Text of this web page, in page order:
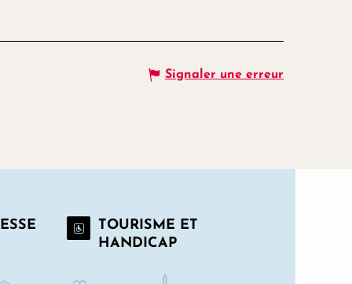
Signaler une erreur
TOURISME ET
HANDICAP